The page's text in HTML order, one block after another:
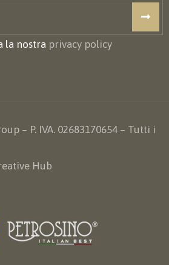
la nostra privacy policy
– P. IVA. 02683170654 – Tutti i
Hub